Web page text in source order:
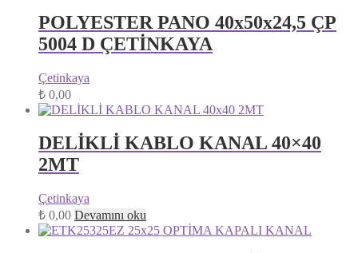
POLYESTER PANO 40x50x24,5 ÇP
5004 D ÇETİNKAYA
Çetinkaya
₺ 0,00
DELİKLİ KABLO KANAL 40×40
2MT
Çetinkaya
₺ 0,00 Devamını oku